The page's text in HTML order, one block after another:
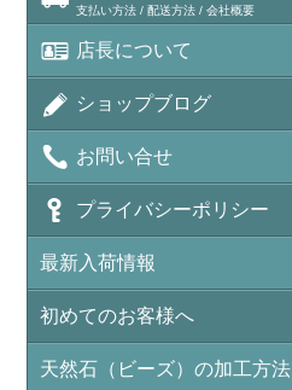
支払い方法 / 配送方法 / 会社概要
店長について
ショップブログ
お問い合せ
プライバシーポリシー
最新入荷情報
初めてのお客様へ
天然石（ビーズ）の加工方法